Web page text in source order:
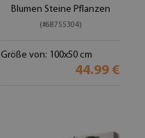
Blumen Steine Pflanzen
(#68755304)
Größe von: 100x50 cm
44.99 €